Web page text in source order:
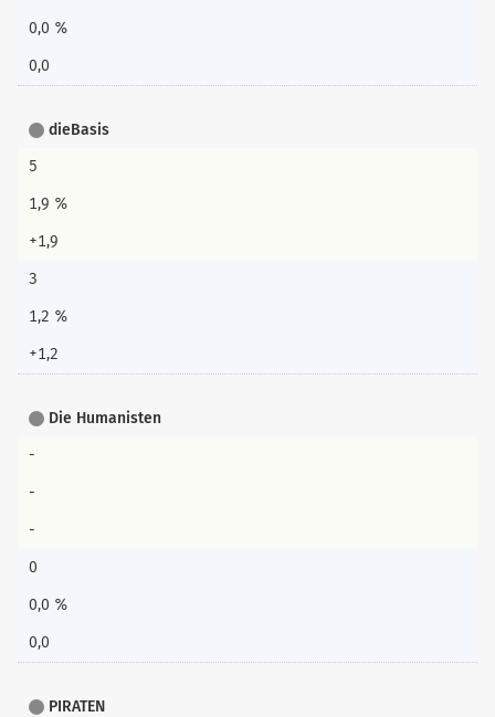
0,0 %
0,0
dieBasis
5
1,9 %
+1,9
3
1,2 %
+1,2
Die Humanisten
-
-
-
0
0,0 %
0,0
PIRATEN